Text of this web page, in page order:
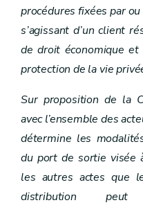
procédures fixées par
s’agissant d’un client
de droit économique
protection de la vie
Sur proposition de la
avec l’ensemble des
détermine les
du port de sortie visée
les autres actes que
distribution